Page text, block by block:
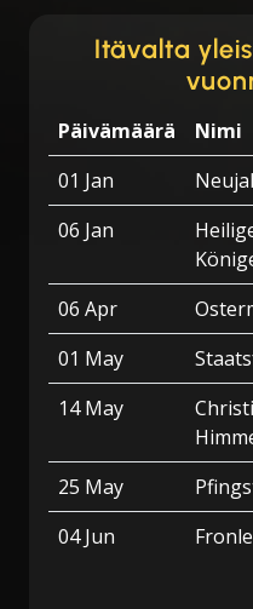
Itävalta
Päivämäärä Nimi
01 Jan
06 Jan
06 Apr
01 May
14 May
Christi
25 May
04 Jun